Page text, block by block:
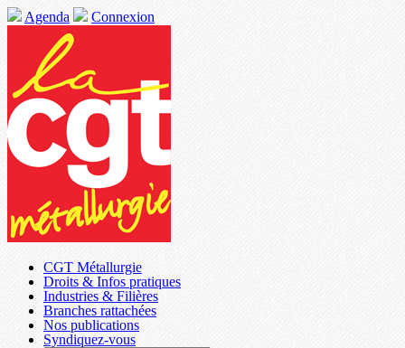
Agenda Connexion
CGT Métallurgie
Droits & Infos pratiques
Industries & Filières
Branches rattachées
Nos publications
Syndiquez-vous